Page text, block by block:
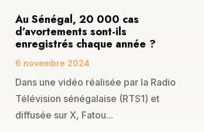
Au Sénégal, 20 000 cas
d’avortements sont-ils
enregistrés chaque année ?
6 novembre 2024
Dans une vidéo réalisée par la Radio
Télévision sénégalaise (RTS1) et
diffusée sur X, Fatou...